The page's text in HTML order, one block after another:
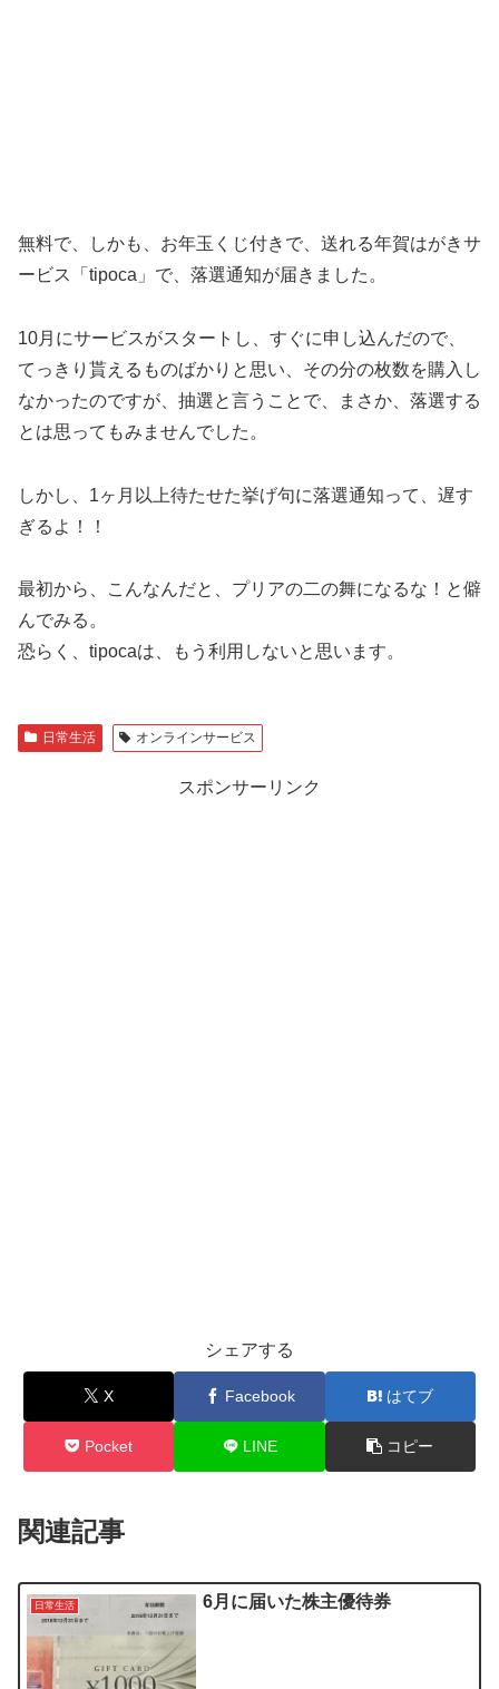
無料で、しかも、お年玉くじ付きで、送れる年賀はがきサ
ービス「tipoca」で、落選通知が届きました。
10月にサービスがスタートし、すぐに申し込んだので、
てっきり貰えるものばかりと思い、その分の枚数を購入し
なかったのですが、抽選と言うことで、まさか、落選する
とは思ってもみませんでした。
しかし、1ヶ月以上待たせた挙げ句に落選通知って、遅す
ぎるよ！！
最初から、こんなんだと、プリアの二の舞になるな！と僻
んでみる。
恐らく、tipocaは、もう利用しないと思います。
日常生活 オンラインサービス
スポンサーリンク
シェアする
X Facebook はてブ
Pocket LINE コピー
関連記事
日常生活 6月に届いた株主優待券